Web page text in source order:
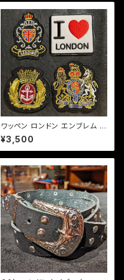
ワッペン ロンドン エンブレム セ
ット
¥3,500